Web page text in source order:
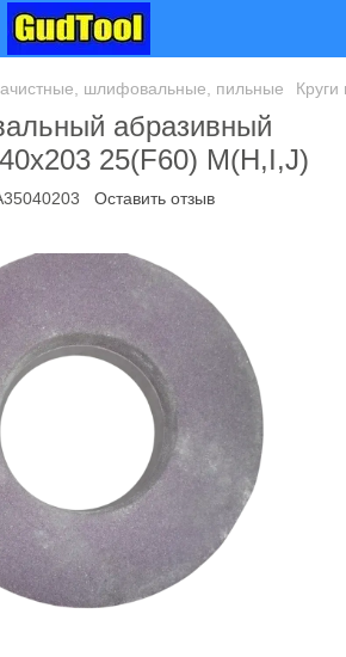
шлифовальные, пильные
абразивный
25(F60) М(H,I,J)
Оставить отзыв